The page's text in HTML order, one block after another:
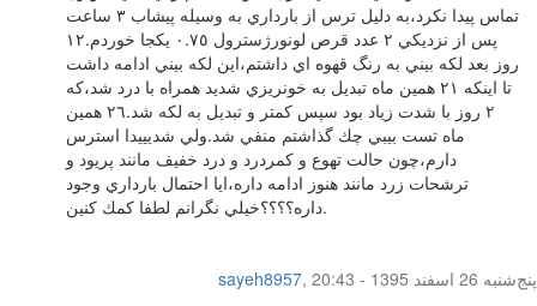
تماس پيدا نكرد،به دليل ترس از بارداري به وسيله پيشاب ٣ ساعت
پس از نزديكي ٢ عدد قرص لونورژسترول ٠.٧٥ يكجا خوردم.١٢
روز بعد لكه بيني به رنگ قهوه اي داشتم،اين لكه بيني ادامه داشت
تا اينكه ٢١ همين ماه تبديل به خونريزي شديد همراه با درد شد،كه
٢ روز با شدت زياد بود سپس كمتر و تبديل به لكه شد.٢٦ همين
ماه تست بيبي چك گذاشتم منفي شد.ولي شديييدا استرس
دارم،چون حالت تهوع و كمردرد و درد خفيف مانند پريود و
ترشحات زرد مانند هنوز ادامه داره،ايا احتمال بارداري وجود
داره؟؟؟؟خيلي نگرانم لطفا كمك كنين.
sayeh8957,
پنج‌شنبه 26 اسفند 1395 - 20:43